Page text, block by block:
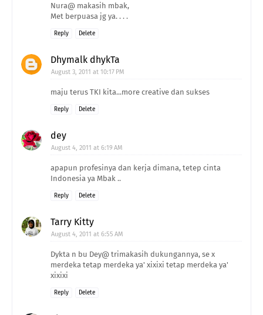
Nura@ makasih mbak,
Met berpuasa jg ya. . . .
Reply Delete
Dhymalk dhykTa
August 3, 2011 at 10:17 PM
maju terus TKI kita...more creative dan sukses
Reply Delete
dey
August 4, 2011 at 6:19 AM
apapun profesinya dan kerja dimana, tetep cinta
Indonesia ya Mbak ..
Reply Delete
Tarry Kitty
August 4, 2011 at 6:55 AM
Dykta n bu Dey@ trimakasih dukungannya, se x
merdeka tetap merdeka ya' xixixi tetap merdeka ya'
xixixi
Reply Delete